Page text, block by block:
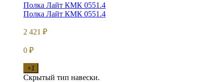
Полка Лайт КМК 0551.4
Полка Лайт КМК 0551.4
2 421 ₽
0 ₽
+1
Скрытый тип навески.